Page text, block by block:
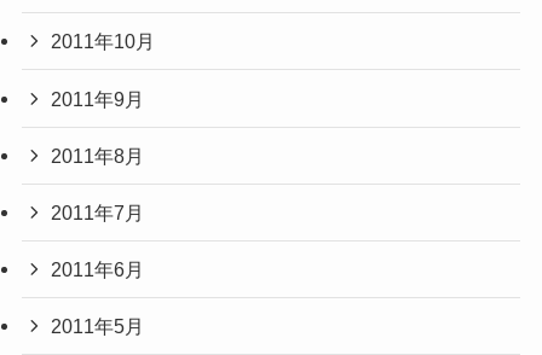
2011年10月
2011年9月
2011年8月
2011年7月
2011年6月
2011年5月